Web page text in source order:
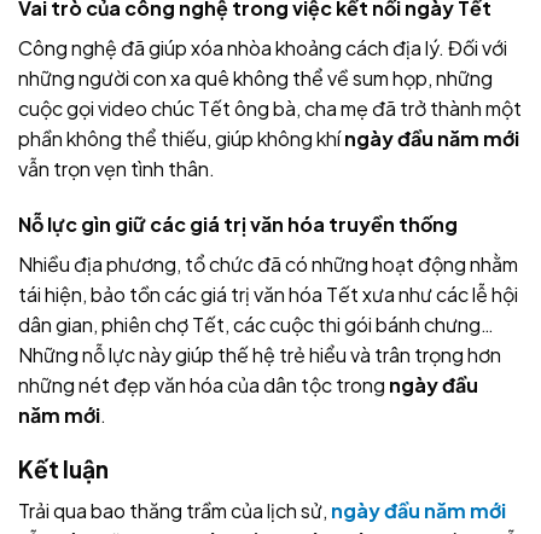
Vai trò của công nghệ trong việc kết nối ngày Tết
Công nghệ đã giúp xóa nhòa khoảng cách địa lý. Đối với
những người con xa quê không thể về sum họp, những
cuộc gọi video chúc Tết ông bà, cha mẹ đã trở thành một
phần không thể thiếu, giúp không khíngày đầu năm mới
vẫn trọn vẹn tình thân.
Nỗ lực gìn giữ các giá trị văn hóa truyền thống
Nhiều địa phương, tổ chức đã có những hoạt động nhằm
tái hiện, bảo tồn các giá trị văn hóa Tết xưa như các lễ hội
dân gian, phiên chợ Tết, các cuộc thi gói bánh chưng…
Những nỗ lực này giúp thế hệ trẻ hiểu và trân trọng hơn
những nét đẹp văn hóa của dân tộc trong ngày đầu
năm mới.
Kết luận
Trải qua bao thăng trầm của lịch sử, ngày đầu năm mới